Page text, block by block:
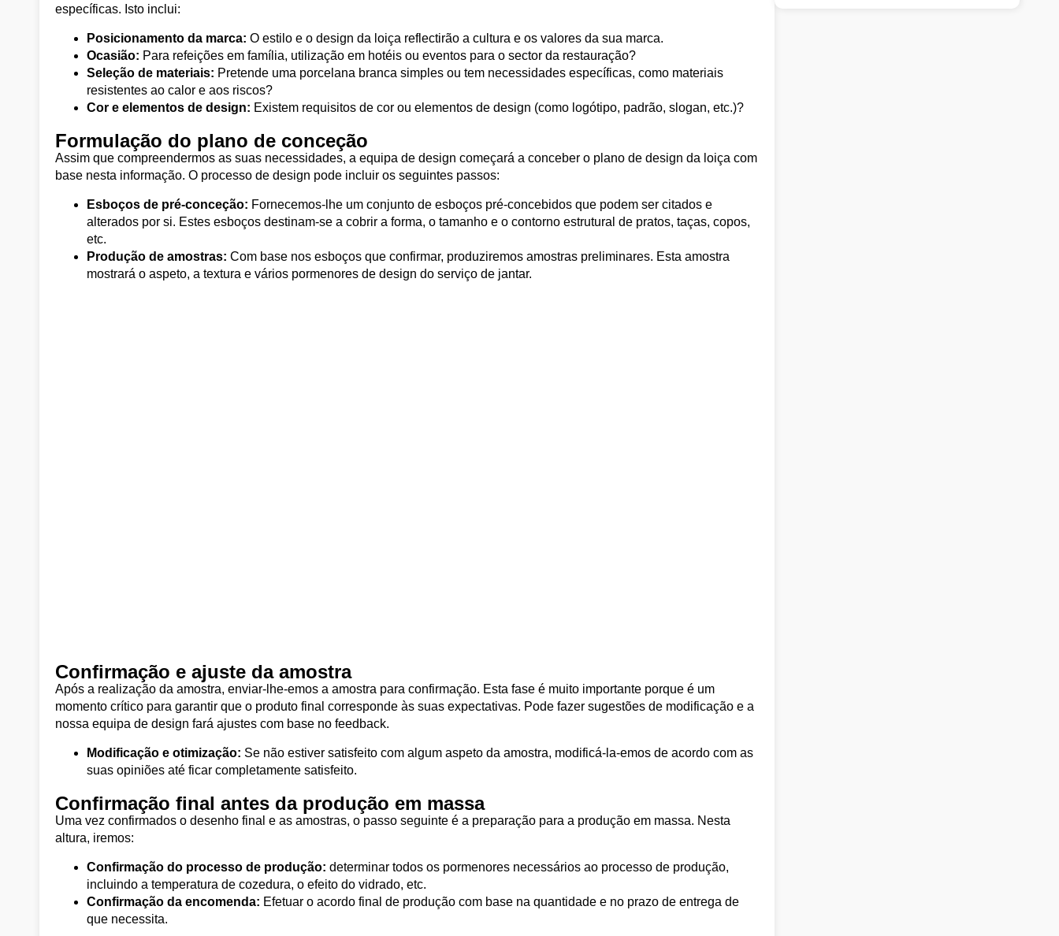
específicas. Isto inclui:
Posicionamento da marca: O estilo e o design da loiça reflectirão a cultura e os valores da sua marca.
Ocasião: Para refeições em família, utilização em hotéis ou eventos para o sector da restauração?
Seleção de materiais: Pretende uma porcelana branca simples ou tem necessidades específicas, como materiais
resistentes ao calor e aos riscos?
Cor e elementos de design: Existem requisitos de cor ou elementos de design (como logótipo, padrão, slogan, etc.)?
Formulação do plano de conceção
Assim que compreendermos as suas necessidades, a equipa de design começará a conceber o plano de design da loiça com
base nesta informação. O processo de design pode incluir os seguintes passos:
Esboços de pré-conceção: Fornecemos-lhe um conjunto de esboços pré-concebidos que podem ser citados e
alterados por si. Estes esboços destinam-se a cobrir a forma, o tamanho e o contorno estrutural de pratos, taças, copos,
etc.
Produção de amostras: Com base nos esboços que confirmar, produziremos amostras preliminares. Esta amostra
mostrará o aspeto, a textura e vários pormenores de design do serviço de jantar.
Confirmação e ajuste da amostra
Após a realização da amostra, enviar-lhe-emos a amostra para confirmação. Esta fase é muito importante porque é um
momento crítico para garantir que o produto final corresponde às suas expectativas. Pode fazer sugestões de modificação e a
nossa equipa de design fará ajustes com base no feedback.
Modificação e otimização: Se não estiver satisfeito com algum aspeto da amostra, modificá-la-emos de acordo com as
suas opiniões até ficar completamente satisfeito.
Confirmação final antes da produção em massa
Uma vez confirmados o desenho final e as amostras, o passo seguinte é a preparação para a produção em massa. Nesta
altura, iremos:
Confirmação do processo de produção: determinar todos os pormenores necessários ao processo de produção,
incluindo a temperatura de cozedura, o efeito do vidrado, etc.
Confirmação da encomenda: Efetuar o acordo final de produção com base na quantidade e no prazo de entrega de
que necessita.